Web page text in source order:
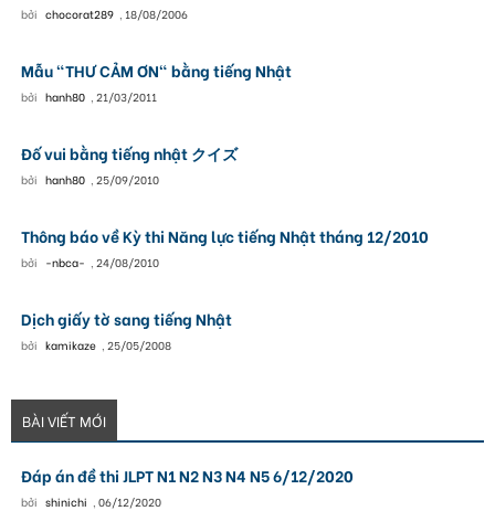
bởi chocorat289 , 18/08/2006
Mẫu "THƯ CẢM ƠN" bằng tiếng Nhật
bởi hanh80 , 21/03/2011
Đố vui bằng tiếng nhật クイズ
bởi hanh80 , 25/09/2010
Thông báo về Kỳ thi Năng lực tiếng Nhật tháng 12/2010
bởi -nbca- , 24/08/2010
Dịch giấy tờ sang tiếng Nhật
bởi kamikaze , 25/05/2008
BÀI VIẾT MỚI
Đáp án đề thi JLPT N1 N2 N3 N4 N5 6/12/2020
bởi shinichi , 06/12/2020